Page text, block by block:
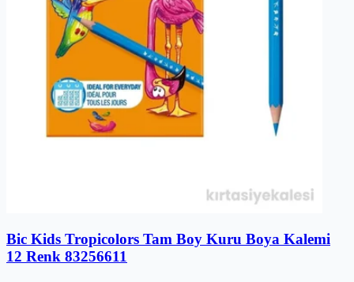
Bic Kids Tropicolors Tam Boy Kuru Boya Kalemi
12 Renk 83256611